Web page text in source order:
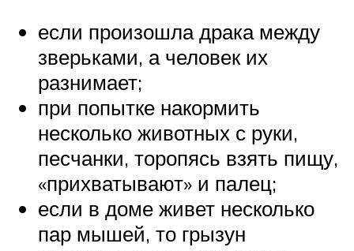
если произошла драка между
зверьками, а человек их
разнимает;
при попытке накормить
несколько животных с руки,
песчанки, торопясь взять пищу,
«прихватывают» и палец;
если в доме живет несколько
пар мышей, то грызун